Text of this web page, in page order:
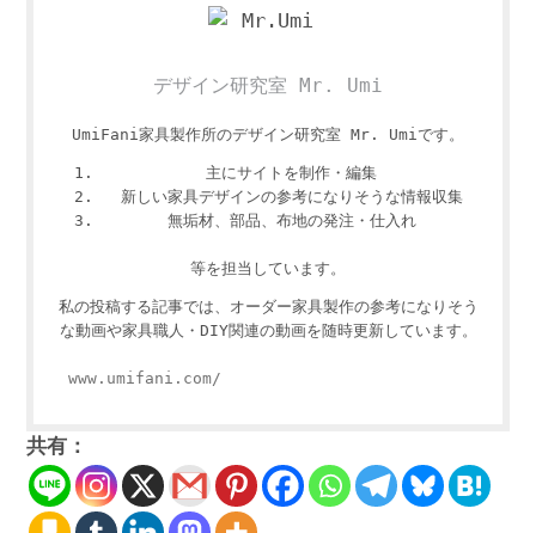
デザイン研究室 Mr. Umi
UmiFani家具製作所のデザイン研究室 Mr. Umiです。
主にサイトを制作・編集
新しい家具デザインの参考になりそうな情報収集
無垢材、部品、布地の発注・仕入れ
等を担当しています。
私の投稿する記事では、オーダー家具製作の参考になりそう
な動画や家具職人・DIY関連の動画を随時更新しています。
www.umifani.com/
共有：